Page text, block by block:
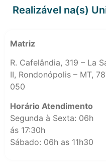
Realizável na(s)
Matriz
R. Cafelândia, 319 – La
II, Rondonópolis – MT,
050
Horário Atendimento
Segunda à Sexta: 06h
ás 17:30h
Sábado: 06h as 11h30